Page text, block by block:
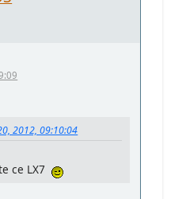
2012, 09:10:04
ce LX7